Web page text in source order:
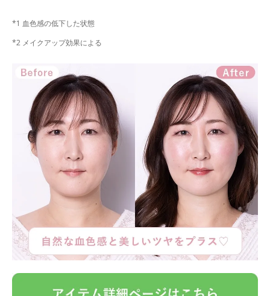
*1 血色感の低下した状態
*2 メイクアップ効果による